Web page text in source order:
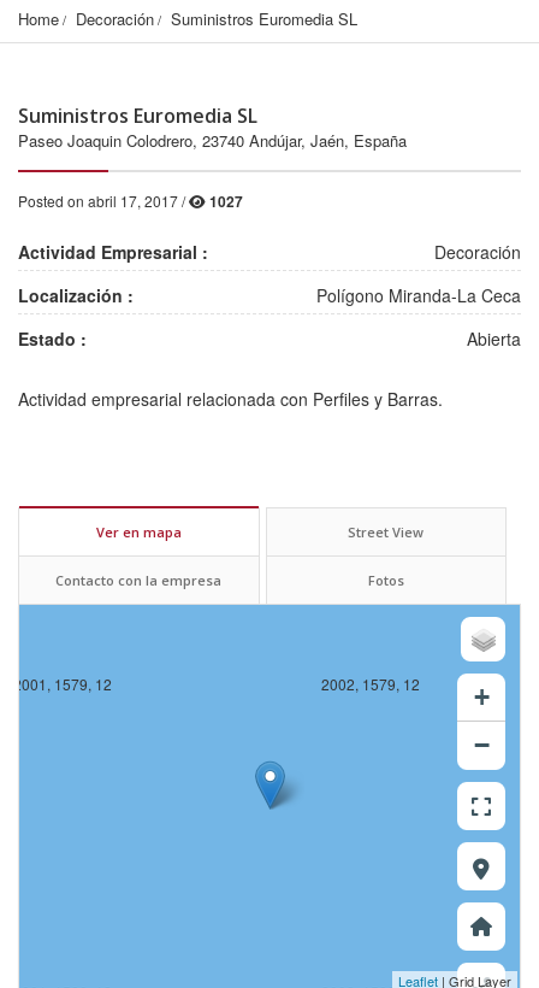
Home Decoración Suministros Euromedia SL
Suministros Euromedia SL
Paseo Joaquin Colodrero, 23740 Andújar, Jaén, España
Posted on abril 17, 2017 / 1027
Actividad Empresarial :
Decoración
Localización :
Polígono Miranda-La Ceca
Estado :
Abierta
Actividad empresarial relacionada con Perfiles y Barras.
Ver en mapa Street View
Contacto con la empresa Fotos
2001, 1579, 12 2002, 1579, 12
+
−
Leaflet | Grid Layer